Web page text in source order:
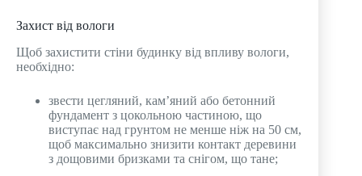
Захист від вологи
Щоб захистити стіни будинку від впливу вологи,
необхідно:
звести цегляний, кам’яний або бетонний
фундамент з цокольною частиною, що
виступає над грунтом не менше ніж на 50 см,
щоб максимально знизити контакт деревини
з дощовими бризками та снігом, що тане;